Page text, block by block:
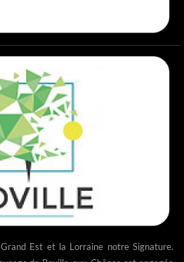
Est et la Lorraine notre Signature.